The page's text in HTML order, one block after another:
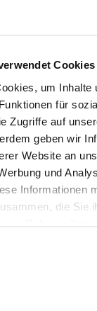
Cookies
um Inhalte
für
Zugriffe auf
geben wir
Website an
und
Informationen
die Sie
GmbH
UNS
D-92361
0